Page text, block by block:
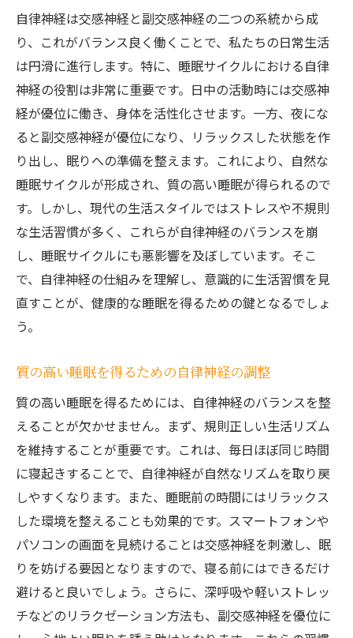
食事と運動が自律神経と睡眠に与える影響
栄養バランスと自律神経の関係
運動が自律神経を活性化するメカニズム
健康的な食事と自律神経の調整
有酸素運動が自律神経に及ぼす効果
食事のタイミングと自律神経の影響
運動習慣が睡眠の質に与える変化
自律神経が整うことで得られる日常の変化
自律神経の安定がもたらす心理的効果
エネルギーレベルの向上と自律神経
自律神経と日常生活の質の向上
免疫力向上と自律神経の関係
ストレス耐性が向上した日常生活
健康的な生活を目指すために自律神経を意識し
よう
ライフスタイル改善と自律神経の意識
自律神経を整えるための毎日の習慣
自律神経を意識した健康的な生活設計
自律神経の調整で得る持続可能な健康
心身のバランスを自律神経で整える
健康的な未来のための自律神経の重要性
自律神経は交感神経と副交感神経の二つの系統から成
り、これがバランス良く働くことで、私たちの日常生活
は円滑に進行します。特に、睡眠サイクルにおける自律
神経の役割は非常に重要です。日中の活動時には交感神
経が優位に働き、身体を活性化させます。一方、夜にな
ると副交感神経が優位になり、リラックスした状態を作
り出し、眠りへの準備を整えます。これにより、自然な
睡眠サイクルが形成され、質の高い睡眠が得られるので
す。しかし、現代の生活スタイルではストレスや不規則
な生活習慣が多く、これらが自律神経のバランスを崩
し、睡眠サイクルにも悪影響を及ぼしています。そこ
で、自律神経の仕組みを理解し、意識的に生活習慣を見
直すことが、健康的な睡眠を得るための鍵となるでしょ
う。
質の高い睡眠を得るための自律神経の調整
質の高い睡眠を得るためには、自律神経のバランスを整
えることが欠かせません。まず、規則正しい生活リズム
を維持することが重要です。これは、毎日ほぼ同じ時間
に寝起きすることで、自律神経が自然なリズムを取り戻
しやすくなります。また、睡眠前の時間にはリラックス
した環境を整えることも効果的です。スマートフォンや
パソコンの画面を見続けることは交感神経を刺激し、眠
りを妨げる要因となりますので、寝る前にはできるだけ
避けると良いでしょう。さらに、深呼吸や軽いストレッ
チなどのリラクゼーション方法も、副交感神経を優位に